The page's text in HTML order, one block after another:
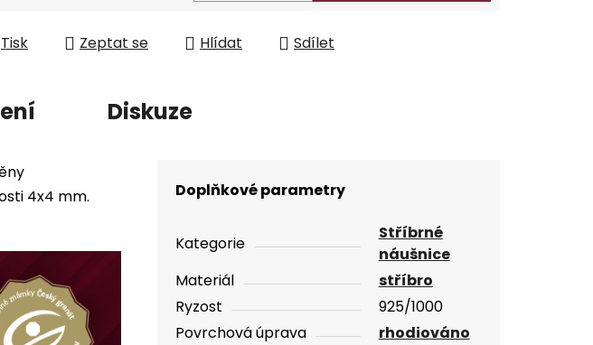
Tisk Zeptat se Hlídat Sdílet
Diskuze
4x4 mm.
Doplňkové parametry
Kategorie
Stříbrné
náušnice
Materiál
stříbro
Ryzost
925/1000
Povrchová úprava
rhodiováno